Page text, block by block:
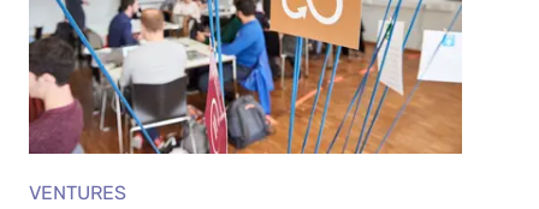
VENTURES